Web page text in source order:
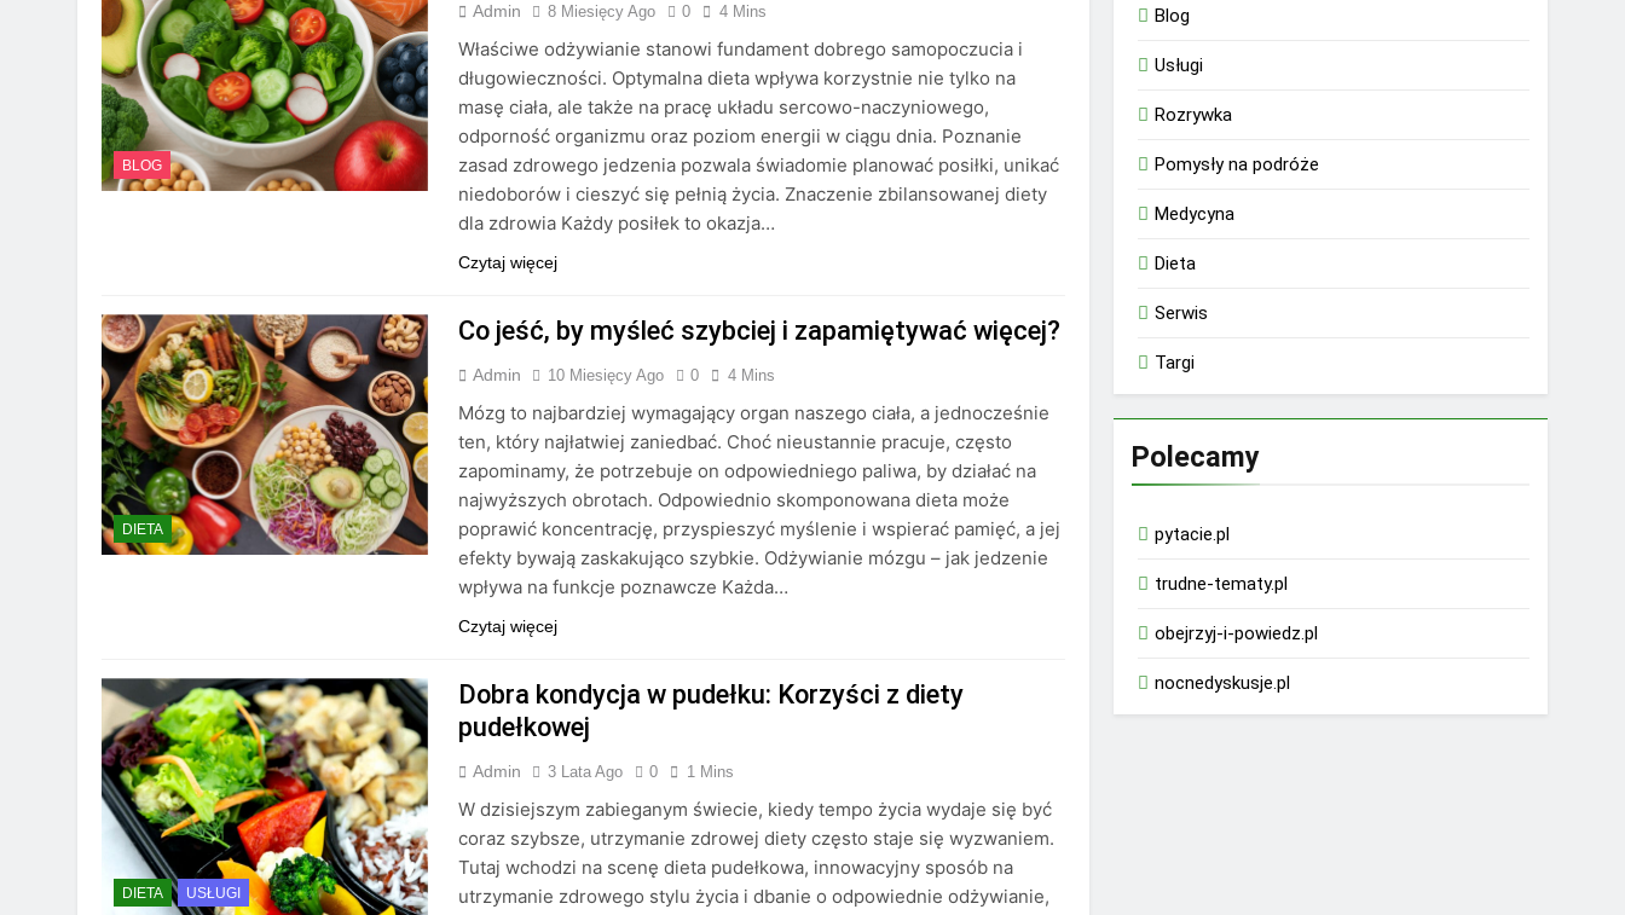
BLOG
Admin 8 Miesięcy Ago 0 4 Mins
Właściwe odżywianie stanowi fundament dobrego samopoczucia i
długowieczności. Optymalna dieta wpływa korzystnie nie tylko na
masę ciała, ale także na pracę układu sercowo-naczyniowego,
odporność organizmu oraz poziom energii w ciągu dnia. Poznanie
zasad zdrowego jedzenia pozwala świadomie planować posiłki, unikać
niedoborów i cieszyć się pełnią życia. Znaczenie zbilansowanej diety
dla zdrowia Każdy posiłek to okazja…
Czytaj więcej
DIETA
Co jeść, by myśleć szybciej i zapamiętywać więcej?
Admin 10 Miesięcy Ago 0 4 Mins
Mózg to najbardziej wymagający organ naszego ciała, a jednocześnie
ten, który najłatwiej zaniedbać. Choć nieustannie pracuje, często
zapominamy, że potrzebuje on odpowiedniego paliwa, by działać na
najwyższych obrotach. Odpowiednio skomponowana dieta może
poprawić koncentrację, przyspieszyć myślenie i wspierać pamięć, a jej
efekty bywają zaskakująco szybkie. Odżywianie mózgu – jak jedzenie
wpływa na funkcje poznawcze Każda…
Czytaj więcej
DIETA USŁUGI
Dobra kondycja w pudełku: Korzyści z diety
pudełkowej
Admin 3 Lata Ago 0 1 Mins
W dzisiejszym zabieganym świecie, kiedy tempo życia wydaje się być
coraz szybsze, utrzymanie zdrowej diety często staje się wyzwaniem.
Tutaj wchodzi na scenę dieta pudełkowa, innowacyjny sposób na
utrzymanie zdrowego stylu życia i dbanie o odpowiednie odżywianie,
Blog
Usługi
Rozrywka
Pomysły na podróże
Medycyna
Dieta
Serwis
Targi
Polecamy
pytacie.pl
trudne-tematy.pl
obejrzyj-i-powiedz.pl
nocnedyskusje.pl